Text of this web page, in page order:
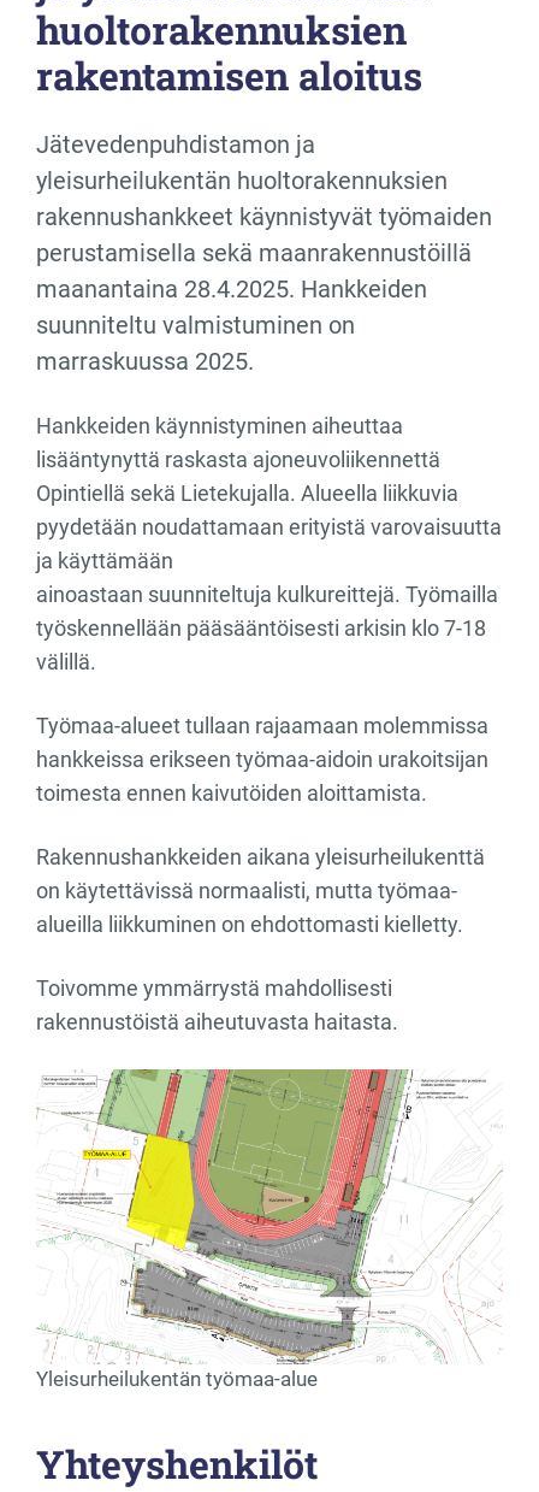
huoltorakennuksien
rakentamisen aloitus
Jätevedenpuhdistamon ja
yleisurheilukentän huoltorakennuksien
rakennushankkeet käynnistyvät työmaiden
perustamisella sekä maanrakennustöillä
maanantaina 28.4.2025. Hankkeiden
suunniteltu valmistuminen on
marraskuussa 2025.
Hankkeiden käynnistyminen aiheuttaa
lisääntynyttä raskasta ajoneuvoliikennettä
Opintiellä sekä Lietekujalla. Alueella liikkuvia
pyydetään noudattamaan erityistä varovaisuutta
ja käyttämään
ainoastaan suunniteltuja kulkureittejä. Työmailla
työskennellään pääsääntöisesti arkisin klo 7-18
välillä.
Työmaa-alueet tullaan rajaamaan molemmissa
hankkeissa erikseen työmaa-aidoin urakoitsijan
toimesta ennen kaivutöiden aloittamista.
Rakennushankkeiden aikana yleisurheilukenttä
on käytettävissä normaalisti, mutta työmaa-
alueilla liikkuminen on ehdottomasti kielletty.
Toivomme ymmärrystä mahdollisesti
rakennustöistä aiheutuvasta haitasta.
Yleisurheilukentän työmaa-alue
Yhteyshenkilöt